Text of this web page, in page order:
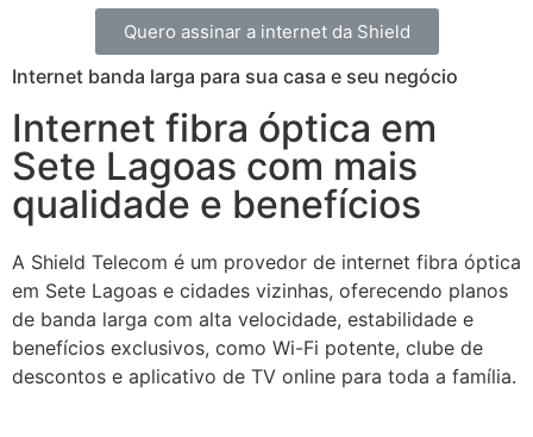
Quero assinar a internet da Shield
Internet banda larga para sua casa e seu negócio
Internet fibra óptica em
Sete Lagoas com mais
qualidade e benefícios
A Shield Telecom é um provedor de internet fibra óptica
em Sete Lagoas e cidades vizinhas, oferecendo planos
de banda larga com alta velocidade, estabilidade e
benefícios exclusivos, como Wi-Fi potente, clube de
descontos e aplicativo de TV online para toda a família.